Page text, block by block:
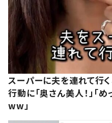
スーパーに夫を連れて行
行動に「奥さん美人！」「
ww」